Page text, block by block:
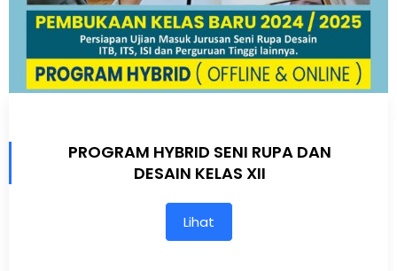
PROGRAM HYBRID SENI RUPA DAN
DESAIN KELAS XII
Lihat